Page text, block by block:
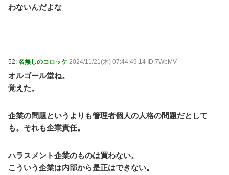
わないんだよな
52: 名無しのコロッケ 2024/11/21(木) 07:44:49.14 ID:7WbMV
オルゴール堂ね。
覚えた。
企業の問題というよりも管理者個人の人格の問題だとして
も。それも企業責任。
ハラスメント企業のものは買わない。
こういう企業は内部から是正はできない。